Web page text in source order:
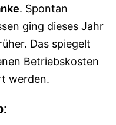
. Spontan
ging dieses Jahr
Das spiegelt
Betriebskosten
werden.